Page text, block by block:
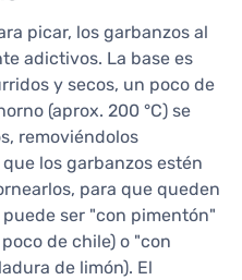
picar, los garbanzos al
adictivos. La base es
y secos, un poco de
(aprox. 200 °C) se
removiéndolos
los garbanzos estén
para que queden
ser "con pimentón"
de chile) o "con
de limón). El